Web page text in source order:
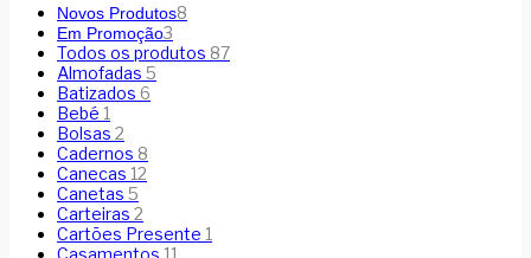
Novos Produtos8
Em Promoção3
Todos os produtos 87
Almofadas 5
Batizados 6
Bebé 1
Bolsas 2
Cadernos 8
Canecas 12
Canetas 5
Carteiras 2
Cartões Presente 1
Casamentos 11